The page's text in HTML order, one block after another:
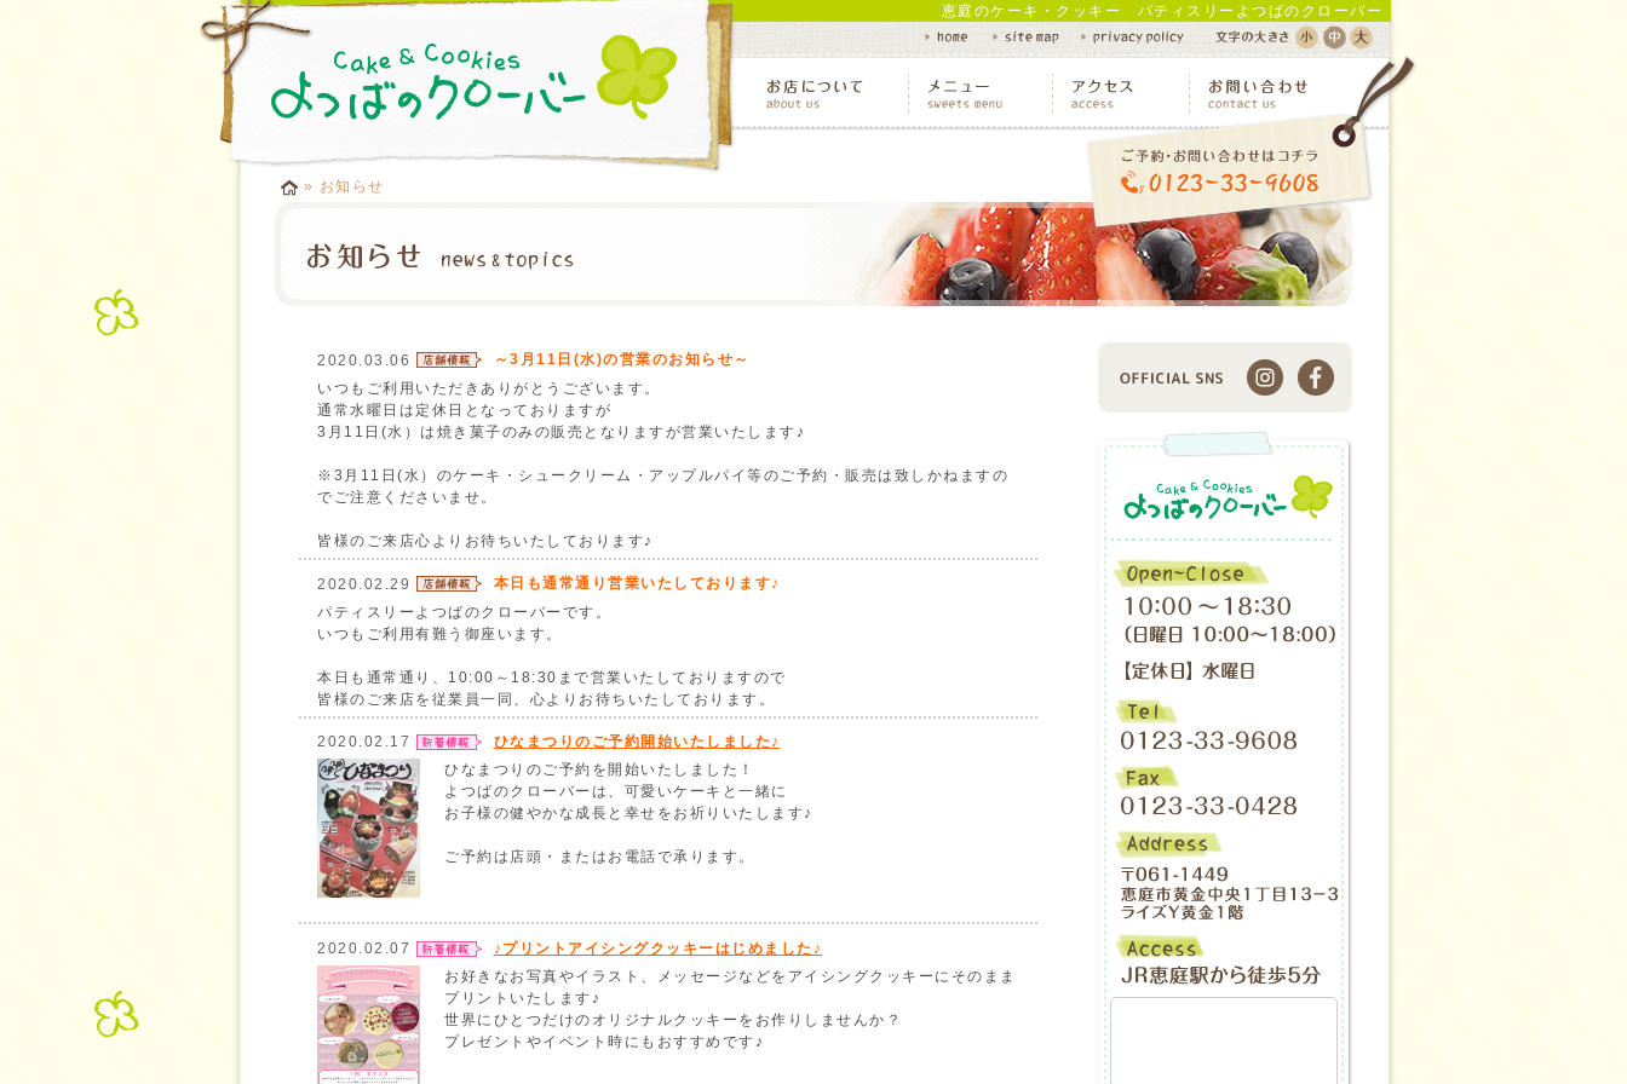
恵庭のケーキ・クッキー パティスリーよつばのクローバー
» お知らせ
2020.03.06
～3月11日(水)の営業のお知らせ～
いつもご利用いただきありがとうございます。
通常水曜日は定休日となっておりますが
3月11日(水）は焼き菓子のみの販売となりますが営業いたします♪
※3月11日(水）のケーキ・シュークリーム・アップルパイ等のご予約・販売は致しかねますの
でご注意くださいませ。
皆様のご来店心よりお待ちいたしております♪
2020.02.29
本日も通常通り営業いたしております♪
パティスリーよつばのクローバーです。
いつもご利用有難う御座います。
本日も通常通り、10:00～18:30まで営業いたしておりますので
皆様のご来店を従業員一同、心よりお待ちいたしております。
2020.02.17
ひなまつりのご予約開始いたしました♪
ひなまつりのご予約を開始いたしました！
よつばのクローバーは、可愛いケーキと一緒に
お子様の健やかな成長と幸せをお祈りいたします♪
ご予約は店頭・またはお電話で承ります。
2020.02.07
♪プリントアイシングクッキーはじめました♪
お好きなお写真やイラスト、メッセージなどをアイシングクッキーにそのまま
プリントいたします♪
世界にひとつだけのオリジナルクッキーをお作りしませんか？
プレゼントやイベント時にもおすすめです♪